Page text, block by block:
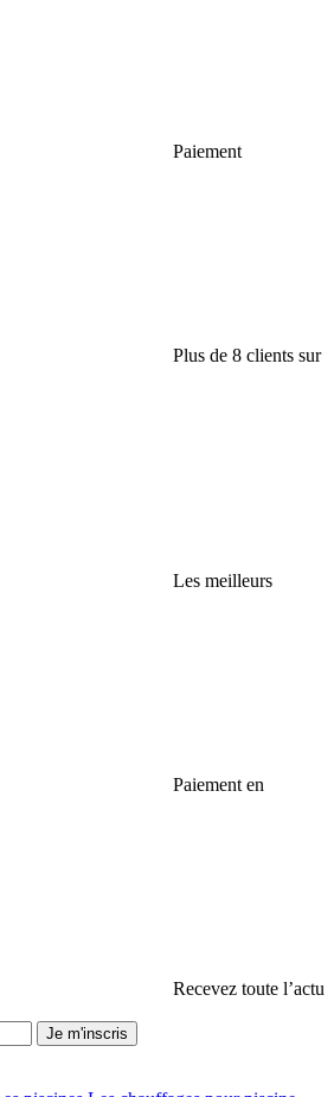
Paiement
Plus de 8 clients sur
Les meilleurs
Paiement en
Recevez toute l’actu
Je m'inscris